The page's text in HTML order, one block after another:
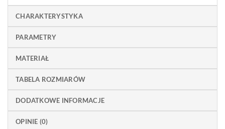
CHARAKTERYSTYKA
PARAMETRY
MATERIAŁ
TABELA ROZMIARÓW
DODATKOWE INFORMACJE
OPINIE (0)